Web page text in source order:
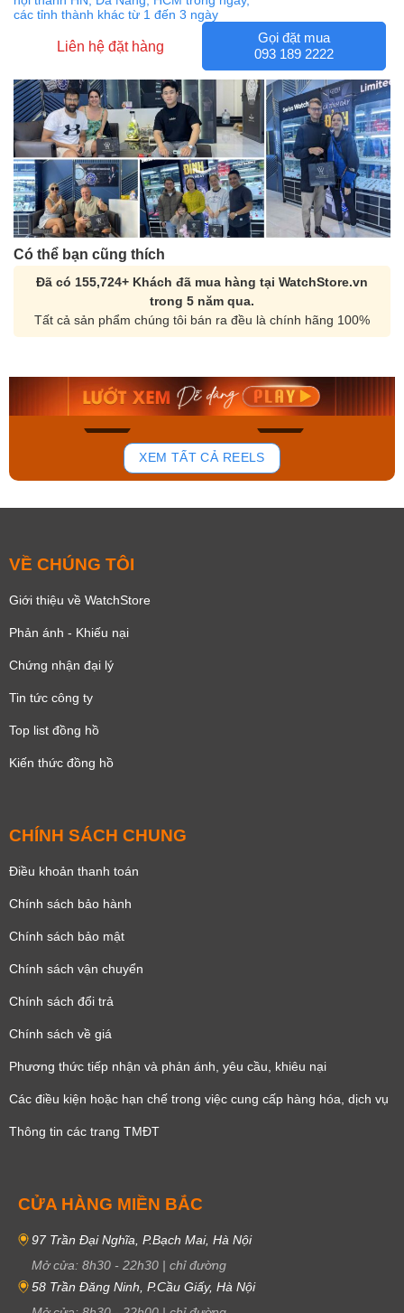
các tỉnh thành khác từ 1 đến 3 ngày
Liên hệ đặt hàng
Gọi đặt mua
093 189 2222
Có thể bạn cũng thích
Đã có 155,724+ Khách đã mua hàng tại WatchStore.vn
trong 5 năm qua.
Tất cả sản phẩm chúng tôi bán ra đều là chính hãng 100%
168
Orient Nam RA-
Mua ngay
Casio Nam MTS-
Mua ngay
XEM TẤT CẢ REELS
VỀ CHÚNG TÔI
Giới thiệu về WatchStore
Phản ánh - Khiếu nại
Chứng nhận đại lý
Tin tức công ty
Top list đồng hồ
Kiến thức đồng hồ
CHÍNH SÁCH CHUNG
Điều khoản thanh toán
Chính sách bảo hành
Chính sách bảo mật
Chính sách vận chuyển
Chính sách đổi trả
Chính sách về giá
Phương thức tiếp nhận và phản ánh, yêu cầu, khiêu nại
Các điều kiện hoặc hạn chế trong việc cung cấp hàng hóa, dịch vụ
Thông tin các trang TMĐT
CỬA HÀNG MIỀN BẮC
97 Trần Đại Nghĩa, P.Bạch Mai, Hà Nội
Mở cửa: 8h30 - 22h30 | chỉ đường
58 Trần Đăng Ninh, P.Cầu Giấy, Hà Nội